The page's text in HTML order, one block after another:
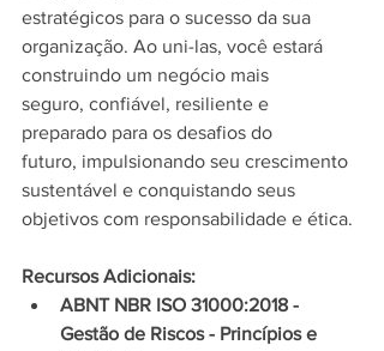
estratégicos para o sucesso da sua
organização. Ao uni-las, você estará
construindo um negócio mais
seguro, confiável, resiliente e
preparado para os desafios do
futuro, impulsionando seu crescimento
sustentável e conquistando seus
objetivos com responsabilidade e ética.
Recursos Adicionais:
ABNT NBR ISO 31000:2018 -
Gestão de Riscos - Princípios e